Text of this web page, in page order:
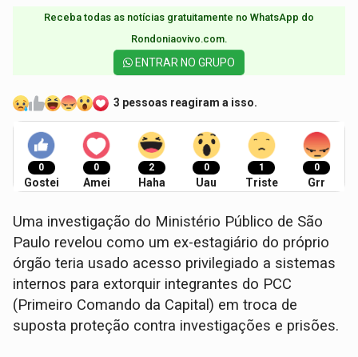
Receba todas as notícias gratuitamente no WhatsApp do
Rondoniaovivo.com.​
ENTRAR NO GRUPO
3 pessoas reagiram a isso.
0
Gostei
0
Amei
2
Haha
0
Uau
1
Triste
0
Grr
Uma investigação do Ministério Público de São
Paulo revelou como um ex-estagiário do próprio
órgão teria usado acesso privilegiado a sistemas
internos para extorquir integrantes do PCC
(Primeiro Comando da Capital) em troca de
suposta proteção contra investigações e prisões.